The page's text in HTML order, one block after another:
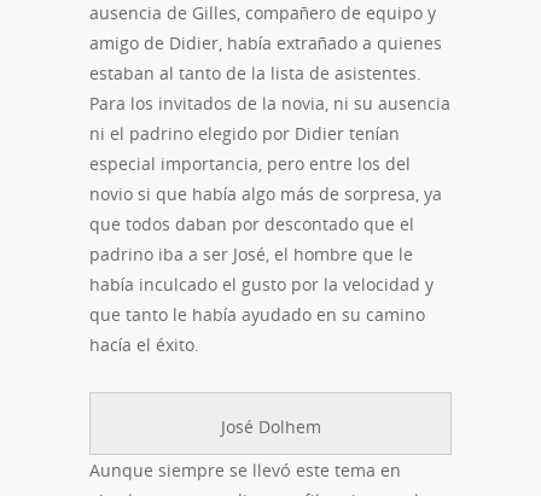
ausencia de Gilles, compañero de equipo y
amigo de Didier, había extrañado a quienes
estaban al tanto de la lista de asistentes.
Para los invitados de la novia, ni su ausencia
ni el padrino elegido por Didier tenían
especial importancia, pero entre los del
novio si que había algo más de sorpresa, ya
que todos daban por descontado que el
padrino iba a ser José, el hombre que le
había inculcado el gusto por la velocidad y
que tanto le había ayudado en su camino
hacía el éxito.
José Dolhem
Aunque siempre se llevó este tema en